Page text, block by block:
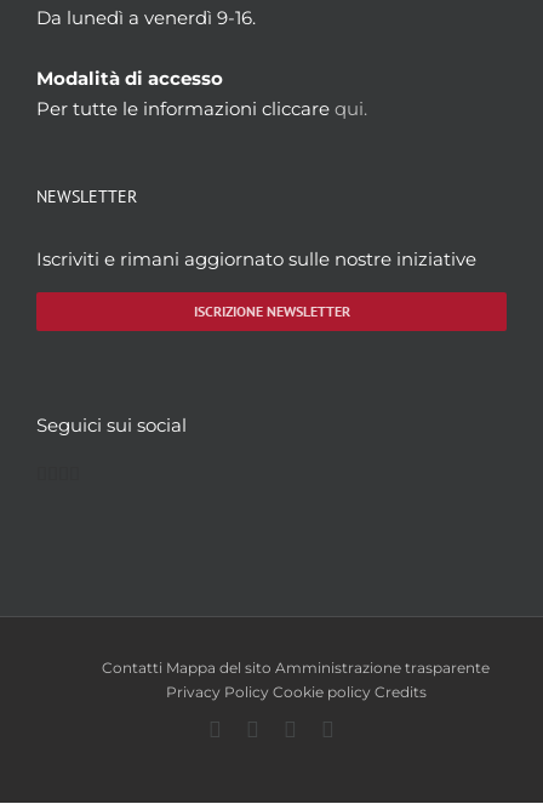
Da lunedì a venerdì 9-16.
Modalità di accesso
Per tutte le informazioni cliccare qui.
NEWSLETTER
Iscriviti e rimani aggiornato sulle nostre iniziative
ISCRIZIONE NEWSLETTER
Seguici sui social
Contatti Mappa del sito Amministrazione trasparente
Privacy Policy Cookie policy Credits
Facebook
TwitterYouTube